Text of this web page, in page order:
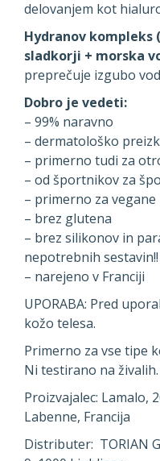
delovanjem kot
Hydranov
sladkorji + morska
preprečuje izgubo
Dobro je vedeti:
– 99% naravno
– dermatološko
– primerno tudi za
– od športnikov za
– primerno za vegane
– brez glutena
– brez silikonov in
nepotrebnih sestavin!!
– narejeno v Franciji
UPORABA: Pred
kožo telesa.
Primerno za vse tipe
Ni testirano na
Proizvajalec: Lamalo,
Labenne, Francija
Distributer: TORIAN